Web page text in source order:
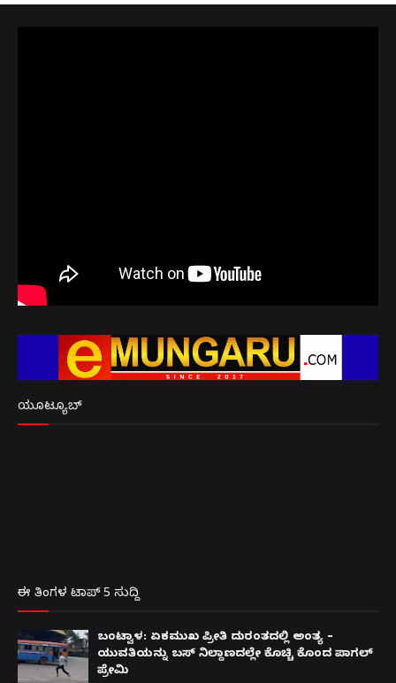
ಯೂಟ್ಯೂಬ್
ಈ ತಿಂಗಳ ಟಾಪ್ 5 ಸುದ್ದಿ
ಬಂಟ್ವಾಳ: ಏಕಮುಖ ಪ್ರೀತಿ ದುರಂತದಲ್ಲಿ ಅಂತ್ಯ –
ಯುವತಿಯನ್ನು ಬಸ್ ನಿಲ್ದಾಣದಲ್ಲೇ ಕೊಚ್ಚಿ ಕೊಂದ ಪಾಗಲ್
ಪ್ರೇಮಿ